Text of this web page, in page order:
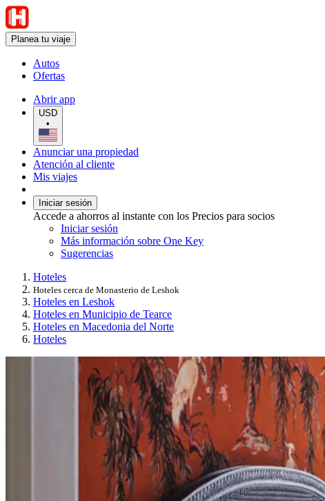
Planea tu viaje
Autos
Ofertas
Abrir app
USD
•
Anunciar una propiedad
Atención al cliente
Mis viajes
Iniciar sesión
Accede a ahorros al instante con los Precios para socios
Iniciar sesión
Más información sobre One Key
Sugerencias
Hoteles
Hoteles cerca de Monasterio de Leshok
Hoteles en Leshok
Hoteles en Municipio de Tearce
Hoteles en Macedonia del Norte
Hoteles